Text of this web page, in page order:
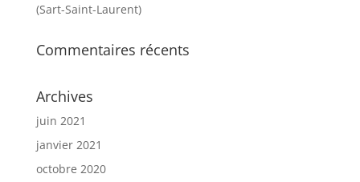
(Sart-Saint-Laurent)
Commentaires récents
Archives
juin 2021
janvier 2021
octobre 2020